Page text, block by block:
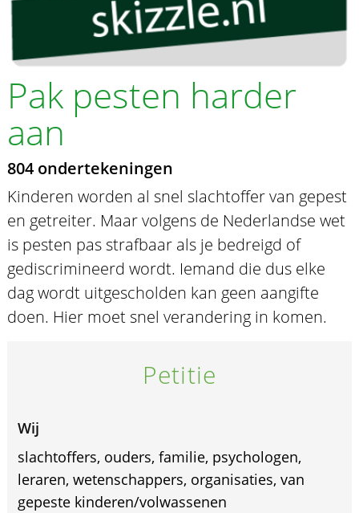
Pak pesten harder
aan
804 ondertekeningen
Kinderen worden al snel slachtoffer van gepest
en getreiter. Maar volgens de Nederlandse wet
is pesten pas strafbaar als je bedreigd of
gediscrimineerd wordt. Iemand die dus elke
dag wordt uitgescholden kan geen aangifte
doen. Hier moet snel verandering in komen.
Petitie
Wij
slachtoffers, ouders, familie, psychologen,
leraren, wetenschappers, organisaties, van
gepeste kinderen/volwassenen